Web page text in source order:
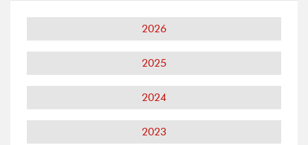
2026
2025
2024
2023